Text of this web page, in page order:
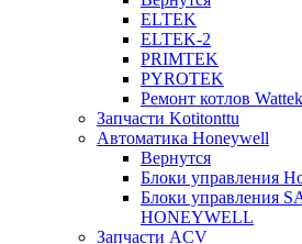
ELTEK
ELTEK-2
PRIMTEK
PYROTEK
Ремонт котлов Wattek
Запчасти Kotitonttu
Автоматика Honeywеll
Вернутся
Блоки управления
Блоки управления
HONEYWELL
Запчасти ACV